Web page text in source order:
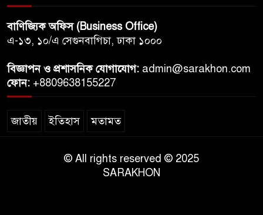
বাণিজ্যিক অফিস (Business Office)
এ-১৩, ১০/এ সেগুনবাগিচা, ঢাকা ১০০০
বিজ্ঞাপন ও প্রশাসনিক যোগাযোগ: admin@sarakhon.com
ফোন: +8809638155227
জাতীয় ইতিহাস মতামত
© All rights reserved © 2025
SARAKHON